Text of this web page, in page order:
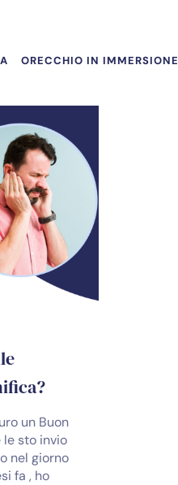
ORECCHIO IN IMMERSIONE
un Buon
sto invio
nel giorno
fa , ho